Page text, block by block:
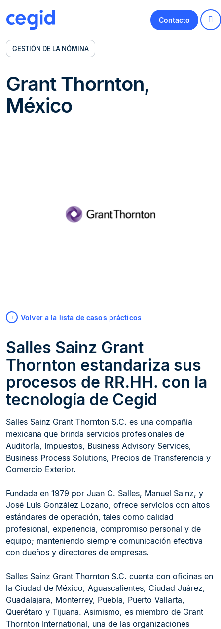
Contacto
GESTIÓN DE LA NÓMINA
Grant Thornton,
México
Volver a la lista de casos prácticos
Salles Sainz Grant
Thornton estandariza sus
procesos de RR.HH. con la
tecnología de Cegid
Salles Sainz Grant Thornton S.C. es una compañía
mexicana que brinda servicios profesionales de
Auditoría, Impuestos, Business Advisory Services,
Business Process Solutions, Precios de Transferencia y
Comercio Exterior.
Fundada en 1979 por Juan C. Salles, Manuel Sainz, y
José Luis González Lozano, ofrece servicios con altos
estándares de operación, tales como calidad
profesional, experiencia, compromiso personal y de
equipo; manteniendo siempre comunicación efectiva
con dueños y directores de empresas.
Salles Sainz Grant Thornton S.C. cuenta con oficinas en
la Ciudad de México, Aguascalientes, Ciudad Juárez,
Guadalajara, Monterrey, Puebla, Puerto Vallarta,
Querétaro y Tijuana. Asimismo, es miembro de Grant
Thornton International, una de las organizaciones